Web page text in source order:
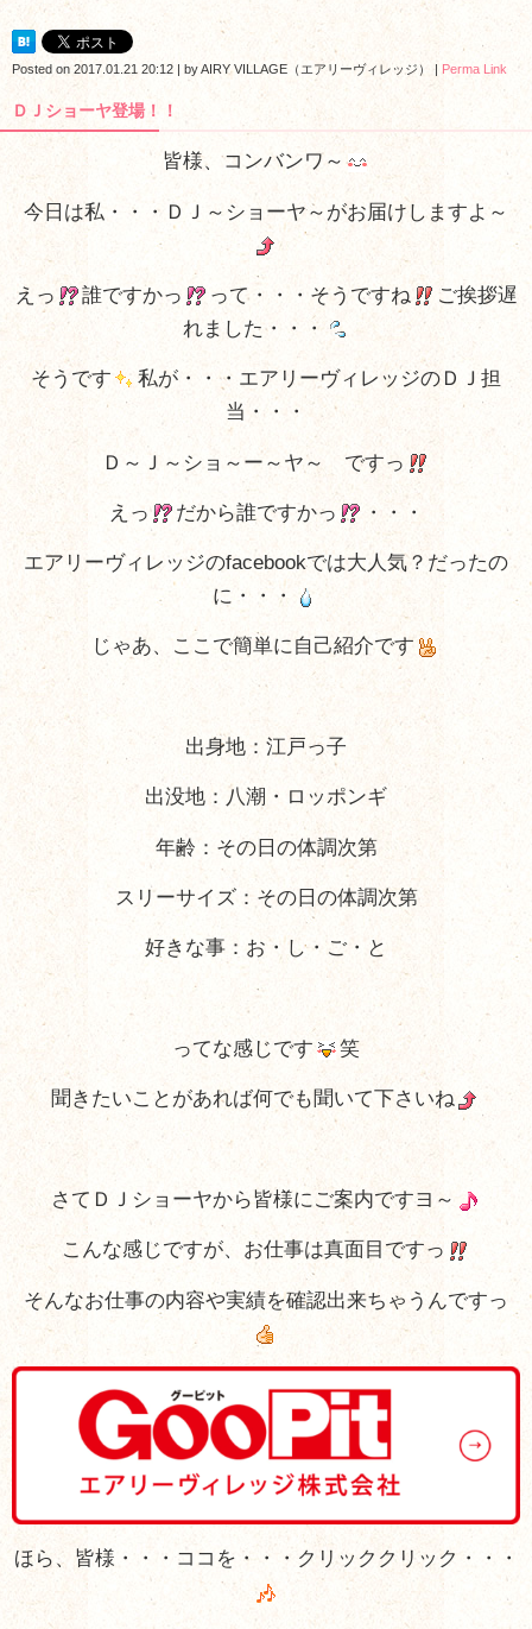
Posted on 2017.01.21 20:12 | byAIRY VILLAGE（エアリーヴィレッジ） | Perma Link
ＤＪショーヤ登場！！
皆様、コンバンワ～
今日は私・・・ＤＪ～ショーヤ～がお届けしますよ～
えっ 誰ですかっ って・・・そうですね
ご挨拶遅
れました・・・
そうです
私が・・・エアリーヴィレッジのＤＪ担
当・・・
Ｄ～Ｊ～ショ～ー～ヤ～ ですっ
えっ だから誰ですかっ ・・・
エアリーヴィレッジのfacebookでは大人気？だったの
に・・・
じゃあ、ここで簡単に自己紹介です
出身地：江戸っ子
出没地：八潮・ロッポンギ
年齢：その日の体調次第
スリーサイズ：その日の体調次第
好きな事：お・し・ご・と
ってな感じです 笑
聞きたいことがあれば何でも聞いて下さいね
さてＤＪショーヤから皆様にご案内ですヨ～
こんな感じですが、お仕事は真面目ですっ
そんなお仕事の内容や実績を確認出来ちゃうんですっ
ほら、皆様・・・ココを・・・クリッククリック・・・